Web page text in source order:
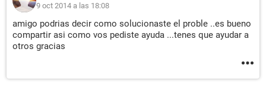
9 oct 2014 a las 18:08
amigo podrias decir como solucionaste el proble ..es bueno
compartir asi como vos pediste ayuda ...tenes que ayudar a
otros gracias